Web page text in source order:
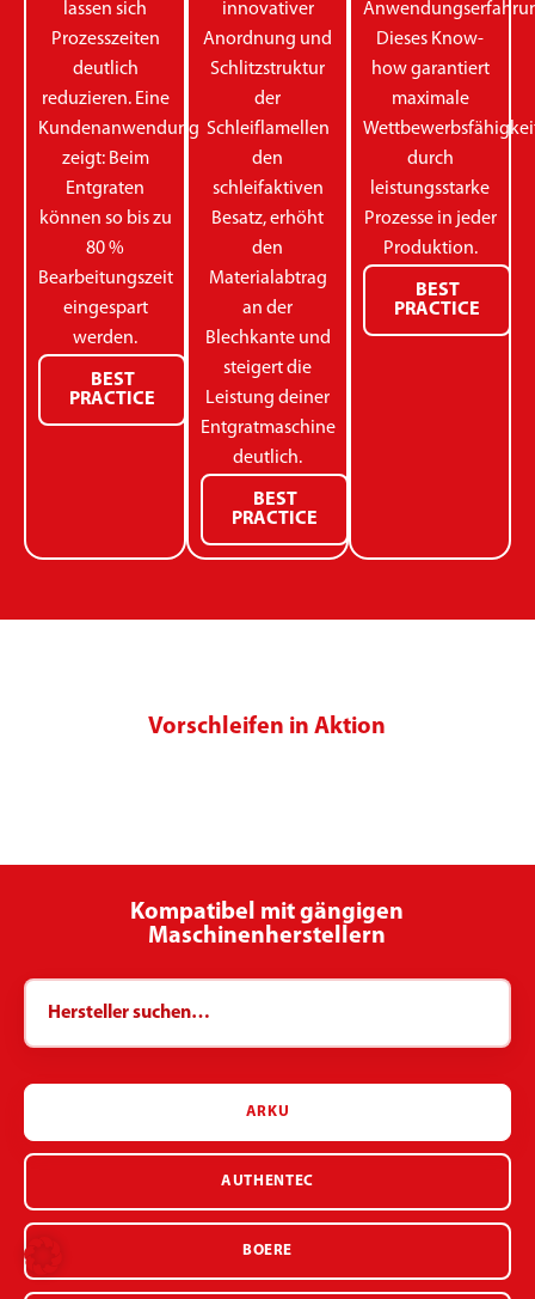
lassen sich
Prozesszeiten
deutlich
reduzieren. Eine
Kundenanwendung
zeigt: Beim
Entgraten
können so bis zu
80 %
Bearbeitungszeit
eingespart
werden.
BEST
PRACTICE
innovativer
Anordnung und
Schlitzstruktur
der
Schleiflamellen
den
schleifaktiven
Besatz, erhöht
den
Materialabtrag
an der
Blechkante und
steigert die
Leistung deiner
Entgratmaschine
deutlich.
BEST
PRACTICE
Dieses Know-
how garantiert
maximale
durch
leistungsstarke
Prozesse in jeder
Produktion.
BEST
PRACTICE
Vorschleifen in Aktion
Kompatibel mit gängigen
Maschinenherstellern
ARKU
AUTHENTEC
BOERE